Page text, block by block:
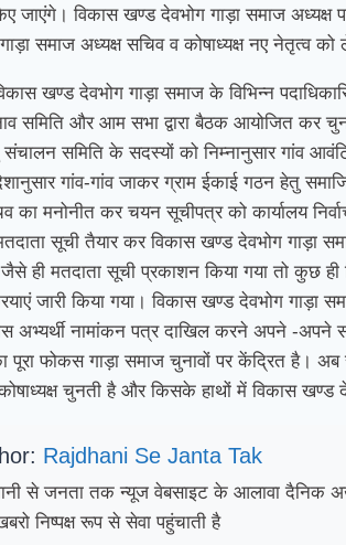
जाएंगे। विकास खण्ड देवभोग गाड़ा समाज
समाज अध्यक्ष सचिव व कोषाध्यक्ष नए नेतृत्व को
खण्ड देवभोग गाड़ा समाज के विभिन्न
समिति और आम सभा द्वारा बैठक आयोजित कर
समिति के सदस्यों को निम्नानुसार गांव
गांव-गांव जाकर ग्राम ईकाई गठन हेतु
का मनोनीत कर चयन सूचीपत्र को कार्यालय
सूची तैयार कर विकास खण्ड देवभोग गाड़ा
ही मतदाता सूची प्रकाशन किया गया तो कुछ ही
जारी किया गया। विकास खण्ड देवभोग गाड़ा
अभ्यर्थी नामांकन पत्र दाखिल करने अपने -अपने
पूरा फोकस गाड़ा समाज चुनावों पर केंद्रित है।
चुनती है और किसके हाथों में विकास खण्ड
Rajdhani Se Janta Tak
से जनता तक न्यूज वेबसाइट के आलावा दैनिक
निष्पक्ष रूप से सेवा पहुंचाती है